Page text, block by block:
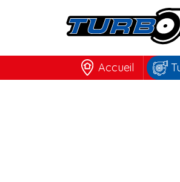
Accueil